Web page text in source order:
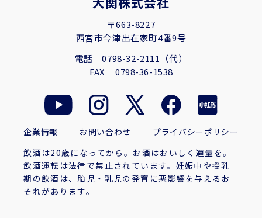
〒663-8227
西宮市今津出在家町4番9号
電話0798-32-2111（代）
FAX 0798-36-1538
飲酒は20歳になってから。お酒はおいしく適量を。
飲酒運転は法律で禁止されています。妊娠中や授乳
期の飲酒は、胎児・乳児の発育に悪影響を与えるお
それがあります。
企業情報 お問い合わせ プライバシーポリシー